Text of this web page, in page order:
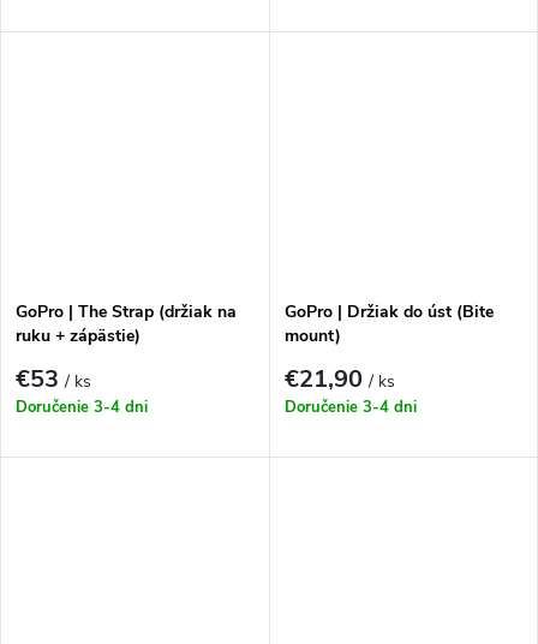
GoPro | The Strap (držiak na
ruku + zápästie)
€53/ ks
Doručenie 3-4 dni
GoPro | Držiak do úst (Bite
mount)
€21,90/ ks
Doručenie 3-4 dni